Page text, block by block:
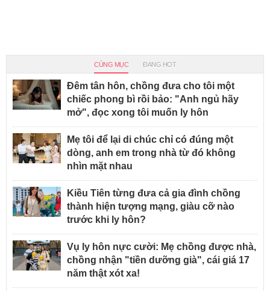
CÙNG MỤC ĐANG HOT
Đêm tân hôn, chồng đưa cho tôi một
chiếc phong bì rồi bảo: "Anh ngủ hãy
mở", đọc xong tôi muốn ly hôn
Mẹ tôi để lại di chúc chỉ có đúng một
dòng, anh em trong nhà từ đó không
nhìn mặt nhau
Kiều Tiên từng đưa cả gia đình chồng
thành hiện tượng mạng, giàu cỡ nào
trước khi ly hôn?
Vụ ly hôn nực cười: Mẹ chồng được nhà,
chồng nhận "tiền dưỡng già", cái giá 17
năm thật xót xa!